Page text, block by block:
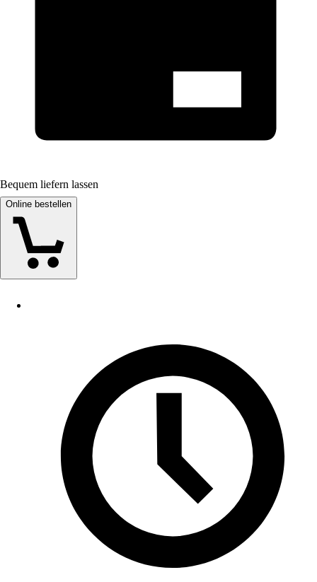
Bequem liefern lassen
Online bestellen